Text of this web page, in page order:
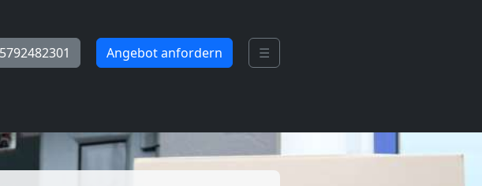
Angebot anfordern ☰